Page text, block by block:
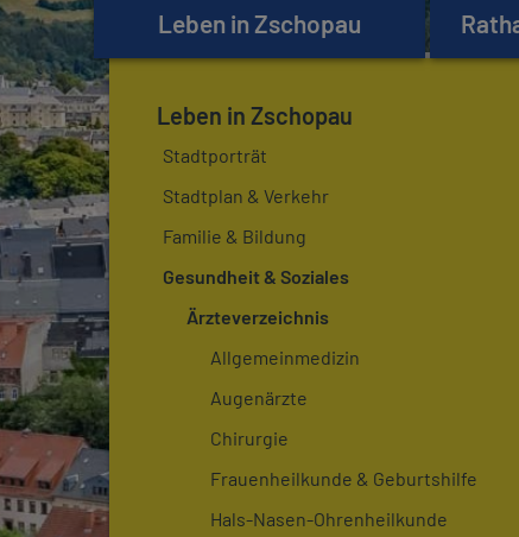
Leben in Zschopau
Leben in Zschopau
Stadtporträt
Stadtplan & Verkehr
Familie & Bildung
Gesundheit & Soziales
Ärzteverzeichnis
Allgemeinmedizin
Augenärzte
Chirurgie
Frauenheilkunde & Geburtshilfe
Hals-Nasen-Ohrenheilkunde